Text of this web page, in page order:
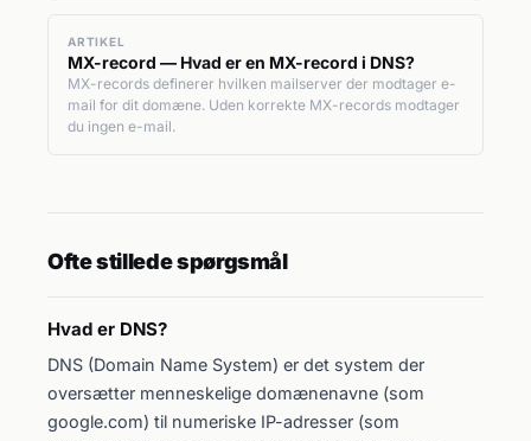
ARTIKEL
MX-record — Hvad er en MX-record i DNS?
MX-records definerer hvilken mailserver der modtager e-
mail for dit domæne. Uden korrekte MX-records modtager
du ingen e-mail.
Ofte stillede spørgsmål
Hvad er DNS?
DNS (Domain Name System) er det system der
oversætter menneskelige domænenavne (som
google.com) til numeriske IP-adresser (som